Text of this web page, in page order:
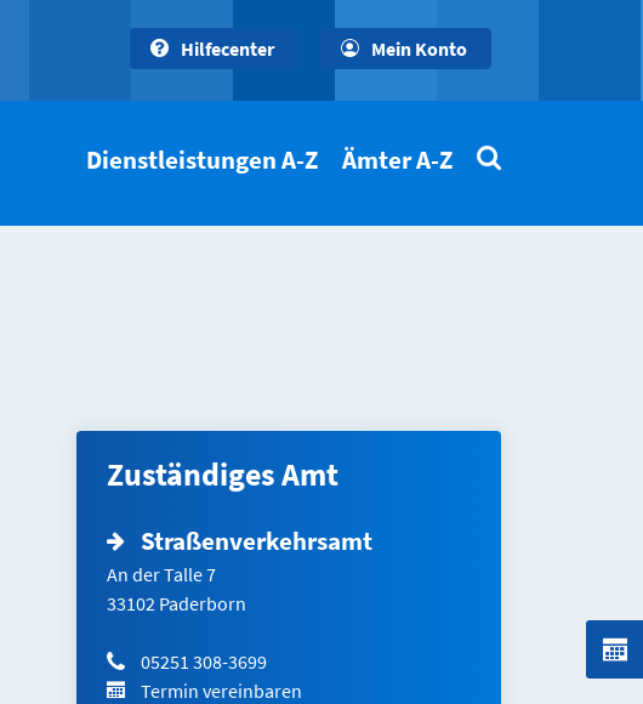
Hilfecenter Mein Konto
Dienstleistungen A-Z Ämter A-Z
Zuständiges Amt
Straßenverkehrsamt
An der Talle 7
33102 Paderborn
05251 308-3699
Termin vereinbaren